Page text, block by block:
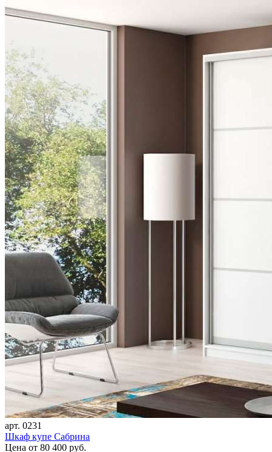
арт. 0231
Шкаф купе Сабрина
Цена от 80 400 руб.